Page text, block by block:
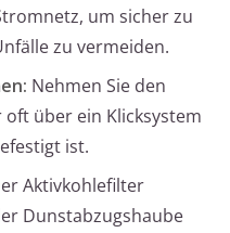
um sicher zu
zu vermeiden.
Nehmen Sie den
über ein Klicksystem
ist.
Aktivkohlefilter
Dunstabzugshaube